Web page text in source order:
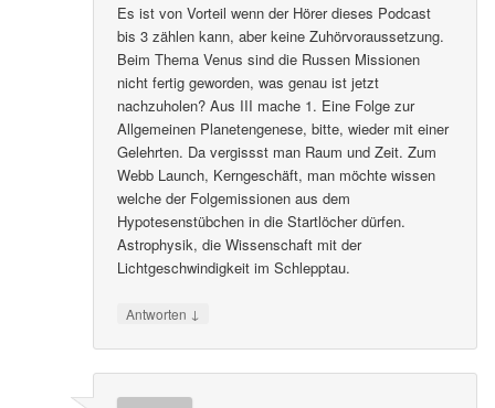
Es ist von Vorteil wenn der Hörer dieses Podcast
bis 3 zählen kann, aber keine Zuhörvoraussetzung.
Beim Thema Venus sind die Russen Missionen
nicht fertig geworden, was genau ist jetzt
nachzuholen? Aus III mache 1. Eine Folge zur
Allgemeinen Planetengenese, bitte, wieder mit einer
Gelehrten. Da vergissst man Raum und Zeit. Zum
Webb Launch, Kerngeschäft, man möchte wissen
welche der Folgemissionen aus dem
Hypotesenstübchen in die Startlöcher dürfen.
Astrophysik, die Wissenschaft mit der
Lichtgeschwindigkeit im Schlepptau.
Antworten ↓